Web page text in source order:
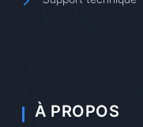
À PROPOS